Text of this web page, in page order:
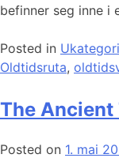
befinner seg inne i
Posted in
Oldtidsruta,
The Ancient
Posted on 1. mai